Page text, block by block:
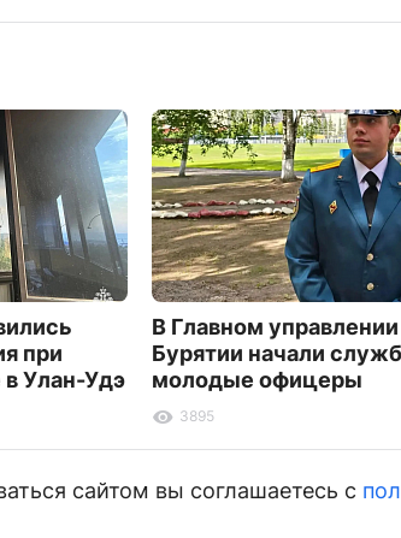
при
Улан-Удэ
В Главном
Бурятии начали
молодые офицеры
3895
сайтом вы соглашаетесь с